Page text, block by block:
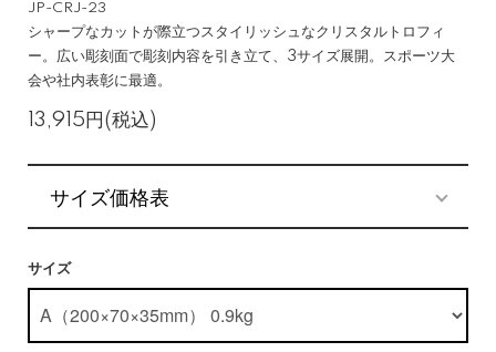
JP-CRJ-23
シャープなカットが際立つスタイリッシュなクリスタルトロフィ
ー。広い彫刻面で彫刻内容を引き立て、3サイズ展開。スポーツ大
会や社内表彰に最適。
13,915円(税込)
サイズ価格表
サイズ